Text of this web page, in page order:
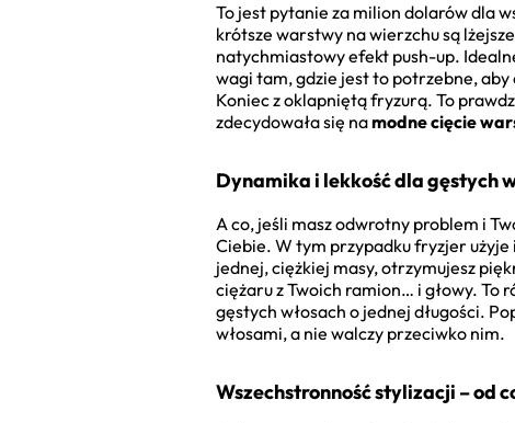
To jest pytanie za milion dolarów dla
krótsze warstwy na wierzchu są
natychmiastowy efekt push-up.
wagi tam, gdzie jest to potrzebne, aby
Koniec z oklapniętą fryzurą. To
zdecydowała się namodne cięcie
Dynamika i lekkość dla gęstych
A co, jeśli masz odwrotny problem i
Ciebie. W tym przypadku fryzjer użyje
jednej, ciężkiej masy, otrzymujesz
ciężaru z Twoich ramion… i głowy. To
gęstych włosach o jednej długości.
włosami, a nie walczy przeciwko nim.
Wszechstronność stylizacji – od